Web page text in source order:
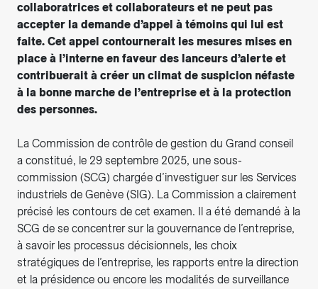
collaboratrices et collaborateurs et ne peut pas
accepter la demande d’appel à témoins qui lui est
faite. Cet appel contournerait les mesures mises en
place à l’interne en faveur des lanceurs d’alerte et
contribuerait à créer un climat de suspicion néfaste
à la bonne marche de l’entreprise et à la protection
des personnes.
La Commission de contrôle de gestion du Grand conseil
a constitué, le 29 septembre 2025, une sous-
commission (SCG) chargée d’investiguer sur les Services
industriels de Genève (SIG). La Commission a clairement
précisé les contours de cet examen. Il a été demandé à la
SCG de se concentrer sur la gouvernance de l’entreprise,
à savoir les processus décisionnels, les choix
stratégiques de l’entreprise, les rapports entre la direction
et la présidence ou encore les modalités de surveillance